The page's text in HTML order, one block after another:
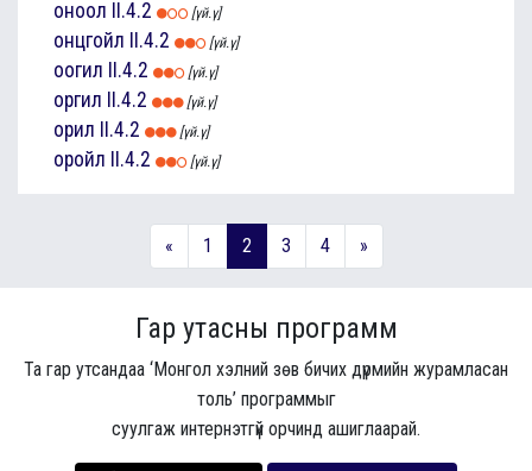
оноол II.4.2 [үй.ү]
онцгойл II.4.2 [үй.ү]
оогил II.4.2 [үй.ү]
оргил II.4.2 [үй.ү]
орил II.4.2 [үй.ү]
оройл II.4.2 [үй.ү]
« 1 2 3 4 »
Гар утасны программ
Та гар утсандаа ‘Монгол хэлний зөв бичих дүрмийн журамласан
толь’ программыг
суулгаж интернэтгүй орчинд ашиглаарай.